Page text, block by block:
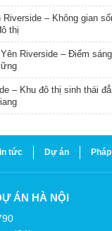
Riverside – Không gian
thị
Riverside – Điểm
– Khu đô thị sinh thái
tức Dự án
ÁN HÀ NỘI